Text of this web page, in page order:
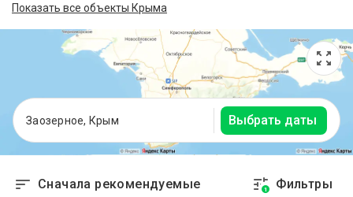
Показать все объекты Крыма
Заозерное, Крым Выбрать даты
Сначала рекомендуемые 1 Фильтры